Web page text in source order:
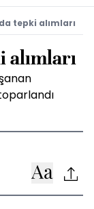
tepki alımları